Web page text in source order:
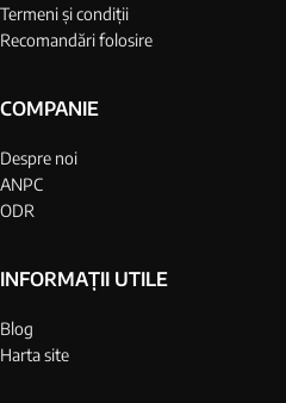
Termeni și condiții
Recomandări folosire
COMPANIE
Despre noi
ANPC
ODR
INFORMAȚII UTILE
Blog
Harta site